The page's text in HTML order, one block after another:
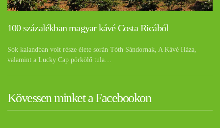
100 százalékban magyar kávé Costa Ricából
Sok kalandban volt része élete során Tóth Sándornak, A Kávé Háza,
valamint a Lucky Cap pörkölő tula…
Kövessen minket a Facebookon